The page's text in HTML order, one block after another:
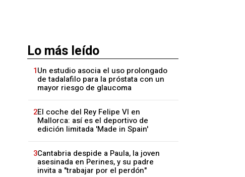
Lo más leído
1Un estudio asocia el uso prolongado
de tadalafilo para la próstata con un
mayor riesgo de glaucoma
2El coche del Rey Felipe VI en
Mallorca: así es el deportivo de
edición limitada 'Made in Spain'
3Cantabria despide a Paula, la joven
asesinada en Perines, y su padre
invita a "trabajar por el perdón"